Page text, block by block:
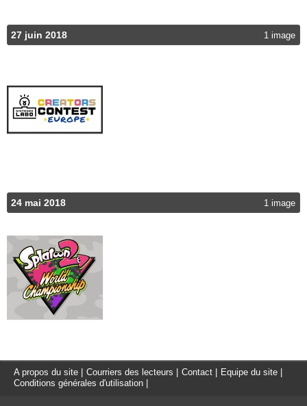
27 juin 2018 1 image
24 mai 2018 1 image
A propos du site Courriers des lecteurs Contact Equipe du site
Conditions générales d'utilisation